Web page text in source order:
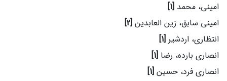
امینی، محمد [1]
امینی سابق، زین العابدین [2]
انتظاری، اردشیر [1]
انصاری بارده، رضا [1]
انصاری فرد، حسین [1]